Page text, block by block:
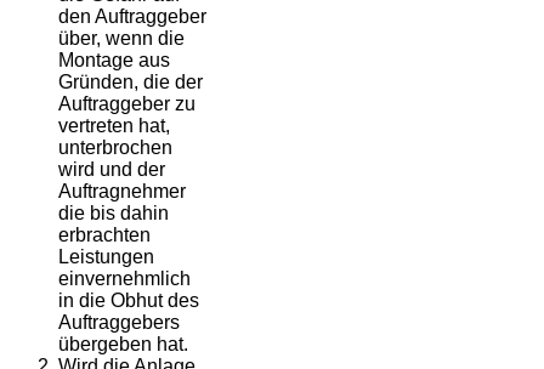
den Auftraggeber
über, wenn die
Montage aus
Gründen, die der
Auftraggeber zu
vertreten hat,
unterbrochen
wird und der
Auftragnehmer
die bis dahin
erbrachten
Leistungen
einvernehmlich
in die Obhut des
Auftraggebers
übergeben hat.